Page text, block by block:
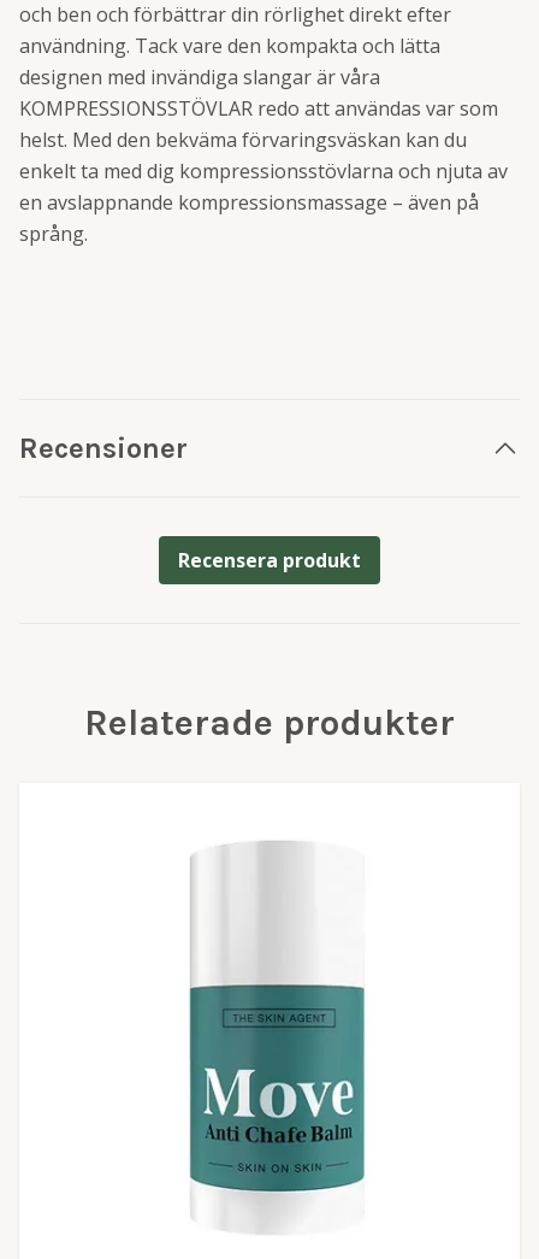
och ben och förbättrar din rörlighet direkt efter
användning. Tack vare den kompakta och lätta
designen med invändiga slangar är våra
KOMPRESSIONSSTÖVLAR redo att användas var som
helst. Med den bekväma förvaringsväskan kan du
enkelt ta med dig kompressionsstövlarna och njuta av
en avslappnande kompressionsmassage – även på
språng.
Recensioner
Recensera produkt
Relaterade produkter